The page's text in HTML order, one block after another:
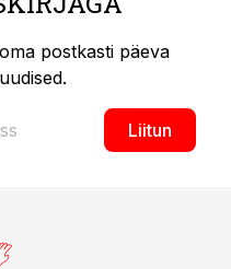
postkasti päeva
Liitun